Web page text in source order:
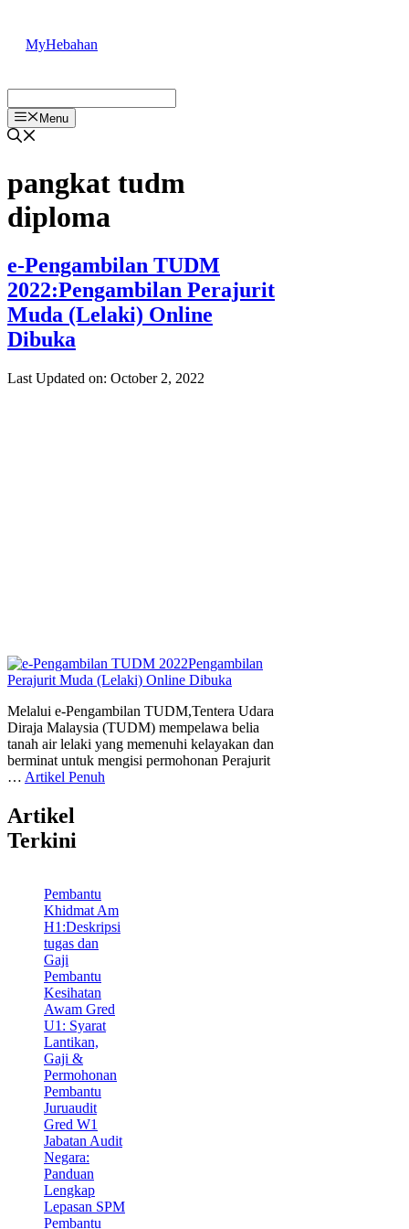
content
MyHebahan
Menu
pangkat tudm
diploma
e-Pengambilan TUDM
2022:Pengambilan Perajurit
Muda (Lelaki) Online
Dibuka
Last Updated on: October 2, 2022
Melalui e-Pengambilan TUDM,Tentera Udara
Diraja Malaysia (TUDM) mempelawa belia
tanah air lelaki yang memenuhi kelayakan dan
berminat untuk mengisi permohonan Perajurit
… Artikel Penuh
Artikel
Terkini
Pembantu
Khidmat Am
H1:Deskripsi
tugas dan
Gaji
Pembantu
Kesihatan
Awam Gred
U1: Syarat
Lantikan,
Gaji &
Permohonan
Pembantu
Juruaudit
Gred W1
Jabatan Audit
Negara:
Panduan
Lengkap
Lepasan SPM
Pembantu